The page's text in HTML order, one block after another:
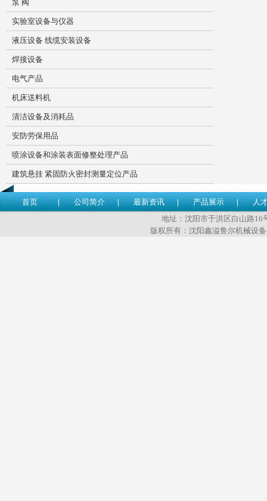
泵 阀
实验室设备与仪器
液压设备 线缆安装设备
焊接设备
电气产品
机床送料机
清洁设备及消耗品
安防劳保用品
喷涂设备和涂装表面修整处理产品
建筑悬挂 紧固防火密封测量定位产品
首页 公司简介 最新资讯 产品展示
人
地址：沈阳市于洪区白山路16
版权所有：沈阳鑫溢鲁尔机械设